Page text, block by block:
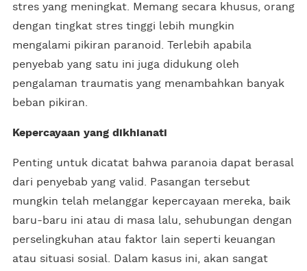
stres yang meningkat. Memang secara khusus, orang
dengan tingkat stres tinggi lebih mungkin
mengalami pikiran paranoid. Terlebih apabila
penyebab yang satu ini juga didukung oleh
pengalaman traumatis yang menambahkan banyak
beban pikiran.
Kepercayaan yang dikhianati
Penting untuk dicatat bahwa paranoia dapat berasal
dari penyebab yang valid. Pasangan tersebut
mungkin telah melanggar kepercayaan mereka, baik
baru-baru ini atau di masa lalu, sehubungan dengan
perselingkuhan atau faktor lain seperti keuangan
atau situasi sosial. Dalam kasus ini, akan sangat